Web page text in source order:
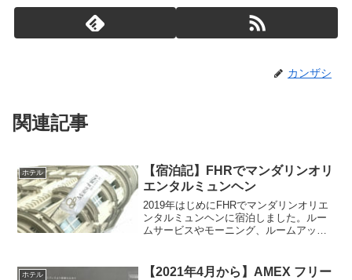
カンザシ
関連記事
ホテル
【宿泊記】FHRでマンダリンオリ
エンタルミュンヘン
2019年はじめにFHRでマンダリンオリエ
ンタルミュンヘンに宿泊しました。ルー
ムサービスやモーニング、ルームアップ
ホテル
【2021年4月から】AMEX フリー